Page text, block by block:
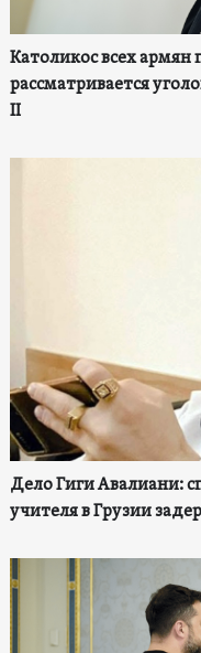
Католикос всех армян
рассматривается
II
Дело Гиги Авалиани:
учителя в Грузии